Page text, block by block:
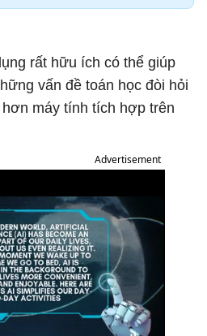
rất hữu ích có thể giúp
vấn đề toán học đòi hỏi
máy tính tích hợp trên
Advertisement